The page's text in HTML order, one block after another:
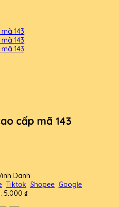
cấp mã 143
Danh
Tiktok Shopee Google
5.000 ₫